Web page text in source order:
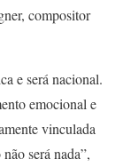
compositor
e será nacional.
emocional e
vinculada
será nada”,